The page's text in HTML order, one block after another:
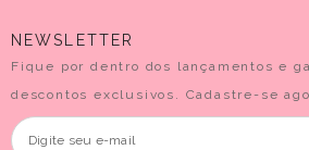
NEWSLETTER
Fique por dentro dos lançamentos e
descontos exclusivos. Cadastre-se